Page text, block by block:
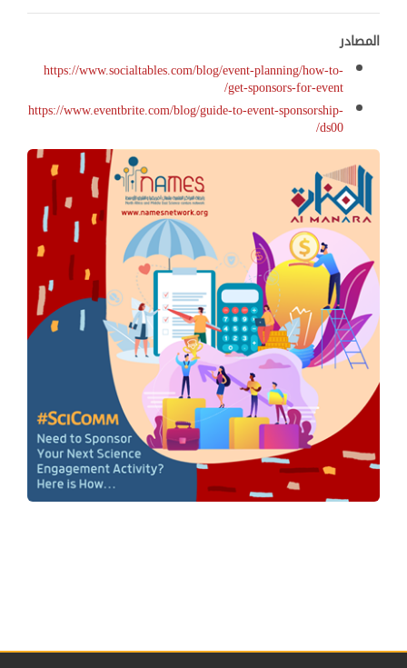
المصادر
https://www.socialtables.com/blog/event-planning/how-to-
get-sponsors-for-event/
https://www.eventbrite.com/blog/guide-to-event-sponsorship-
ds00/